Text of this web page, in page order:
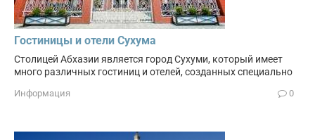
Гостиницы и отели Сухума
Столицей Абхазии является город Сухуми, который имеет
много различных гостиниц и отелей, созданных специально
Информация 0